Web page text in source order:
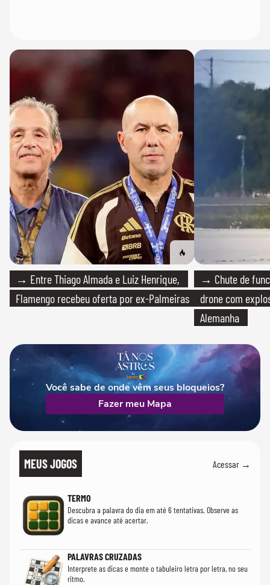
→ Entre Thiago Almada e Luiz Henrique,
Flamengo recebeu oferta por ex-Palmeiras
→ Chute de
drone com
Alemanha
Você sabe de onde vêm seus bloqueios?
Fazer meu Mapa
MEUS JOGOS Acessar →
TERMO
Descubra a palavra do dia em até 6 tentativas. Observe as
dicas e avance até acertar.
PALAVRAS CRUZADAS
Interprete as dicas e monte o tabuleiro letra por letra, no seu
ritmo.